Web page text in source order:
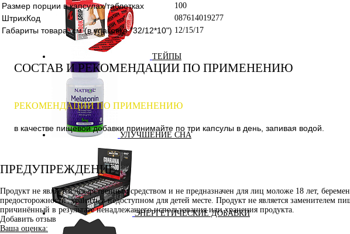
ТЕЙПЫ
УЛУЧШЕНИЕ СНА
ЭНЕРГЕТИЧЕСКИЕ ДОБАВКИ
Размер порции в капсулах/таблетках 100
ШтрихКод 087614019277
Габариты товара, см (в упаковке "32/12*10") 12/15/17
СОСТАВ И РЕКОМЕНДАЦИИ ПО ПРИМЕНЕНИЮ
РЕКОМЕНДАЦИИ ПО ПРИМЕНЕНИЮ
в качестве пищевой добавки принимайте по три капсулы в день, запивая водой.
ПРЕДУПРЕЖДЕНИЕ
Продукт не является лекарственным средством и не предназначен для лиц моложе 18 лет,
предосторожности: хранить в недоступном для детей месте. Продукт не является заменителем
причинённый в результате ненадлежащего использования или хранения продукта.
Добавить отзыв
Ваша оценка: